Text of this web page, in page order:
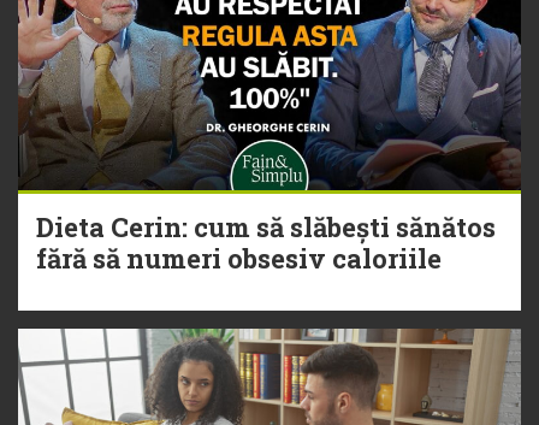
Dieta Cerin: cum să slăbești sănătos
fără să numeri obsesiv caloriile